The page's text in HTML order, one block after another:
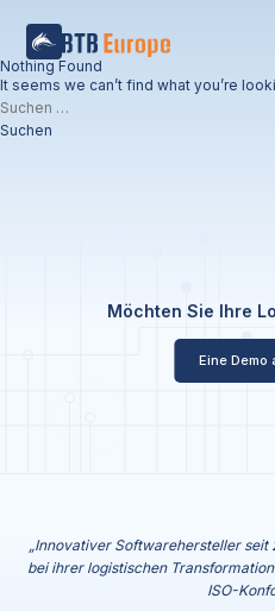
Nothing Found
It seems we can’t find what you’re
Suchen
nach:
Möchten Sie Ihre
Eine Demo
„Innovativer Softwarehersteller
bei ihrer logistischen
ISO-